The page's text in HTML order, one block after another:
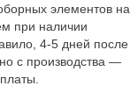
элементов на
при наличии
4-5 дней после
с производства —